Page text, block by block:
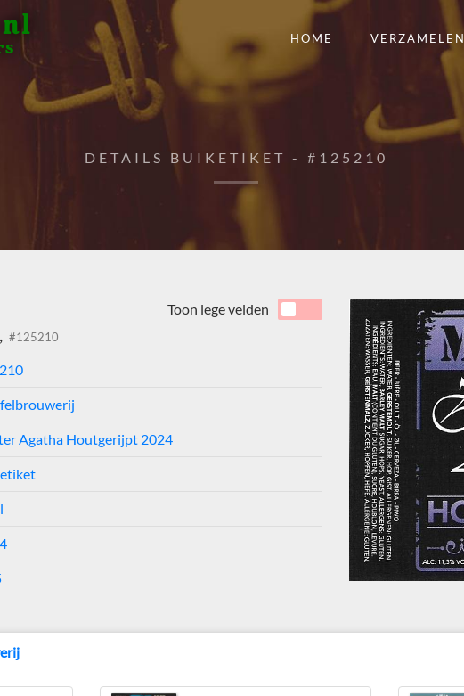
HOME VERZAMELEN
DETAILS BUIKETIKET - #125210
#125210
Toon lege velden
Agatha Houtgerijpt 2024